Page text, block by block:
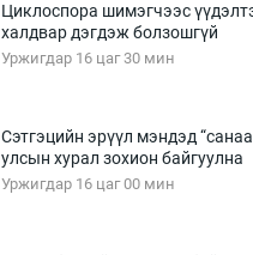
Циклоспора шимэгчээс
халдвар дэгдэж болзошгүй
Уржигдар 16 цаг 30 мин
Сэтгэцийн эрүүл мэндэд
улсын хурал зохион байгуулна
Уржигдар 16 цаг 00 мин